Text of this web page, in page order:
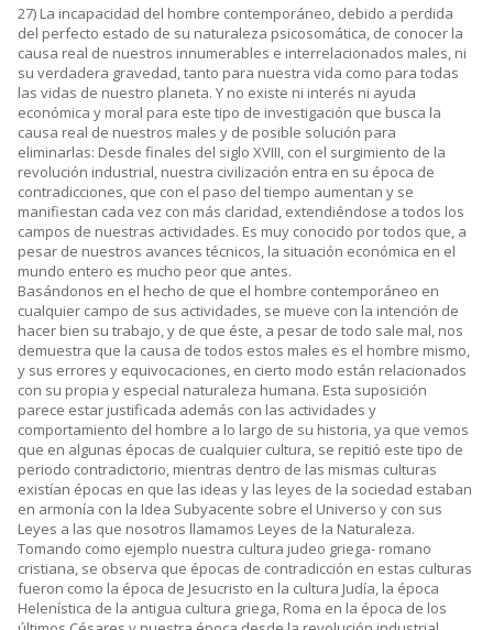
27) La incapacidad del hombre contemporáneo, debido a perdida
del perfecto estado de su naturaleza psicosomática, de conocer la
causa real de nuestros innumerables e interrelacionados males, ni
su verdadera gravedad, tanto para nuestra vida como para todas
las vidas de nuestro planeta. Y no existe ni interés ni ayuda
económica y moral para este tipo de investigación que busca la
causa real de nuestros males y de posible solución para
eliminarlas: Desde finales del siglo XVIII, con el surgimiento de la
revolución industrial, nuestra civilización entra en su época de
contradicciones, que con el paso del tiempo aumentan y se
manifiestan cada vez con más claridad, extendiéndose a todos los
campos de nuestras actividades. Es muy conocido por todos que, a
pesar de nuestros avances técnicos, la situación económica en el
mundo entero es mucho peor que antes.
Basándonos en el hecho de que el hombre contemporáneo en
cualquier campo de sus actividades, se mueve con la intención de
hacer bien su trabajo, y de que éste, a pesar de todo sale mal, nos
demuestra que la causa de todos estos males es el hombre mismo,
y sus errores y equivocaciones, en cierto modo están relacionados
con su propia y especial naturaleza humana. Esta suposición
parece estar justificada además con las actividades y
comportamiento del hombre a lo largo de su historia, ya que vemos
que en algunas épocas de cualquier cultura, se repitió este tipo de
periodo contradictorio, mientras dentro de las mismas culturas
existían épocas en que las ideas y las leyes de la sociedad estaban
en armonía con la Idea Subyacente sobre el Universo y con sus
Leyes a las que nosotros llamamos Leyes de la Naturaleza.
Tomando como ejemplo nuestra cultura judeo griega- romano
cristiana, se observa que épocas de contradicción en estas culturas
fueron como la época de Jesucristo en la cultura Judía, la época
Helenística de la antigua cultura griega, Roma en la época de los